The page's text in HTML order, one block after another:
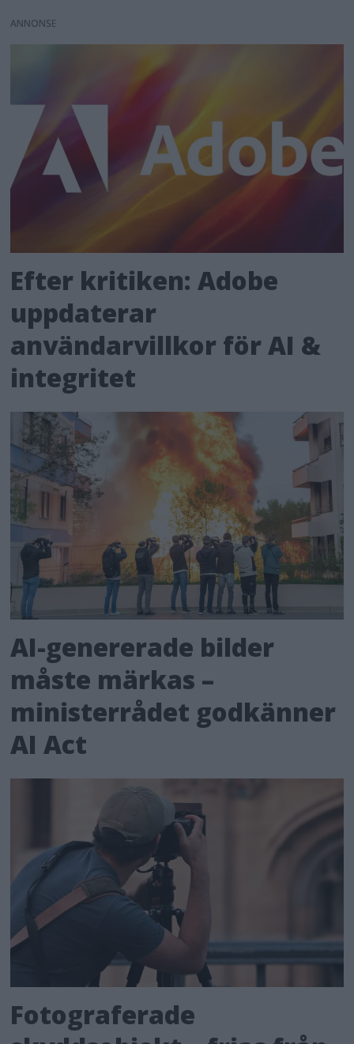
ANNONS
Efter kritiken: Adobe
uppdaterar
användarvillkor för AI &
integritet
AI-genererade bilder
måste märkas –
ministerrådet godkänner
AI Act
Fotograferade